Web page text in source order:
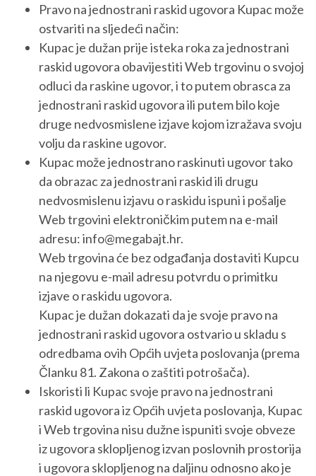
Pravo na jednostrani raskid ugovora Kupac može
ostvariti na sljedeći način:
Kupac je dužan prije isteka roka za jednostrani
raskid ugovora obavijestiti Web trgovinu o svojoj
odluci da raskine ugovor, i to putem obrasca za
jednostrani raskid ugovora ili putem bilo koje
druge nedvosmislene izjave kojom izražava svoju
volju da raskine ugovor.
Kupac može jednostrano raskinuti ugovor tako
da obrazac za jednostrani raskid ili drugu
nedvosmislenu izjavu o raskidu ispuni i pošalje
Web trgovini elektroničkim putem na e-mail
adresu: info@megabajt.hr.
Web trgovina će bez odgađanja dostaviti Kupcu
na njegovu e-mail adresu potvrdu o primitku
izjave o raskidu ugovora.
Kupac je dužan dokazati da je svoje pravo na
jednostrani raskid ugovora ostvario u skladu s
odredbama ovih Općih uvjeta poslovanja (prema
Članku 81. Zakona o zaštiti potrošača).
Iskoristi li Kupac svoje pravo na jednostrani
raskid ugovora iz Općih uvjeta poslovanja, Kupac
i Web trgovina nisu dužne ispuniti svoje obveze
iz ugovora sklopljenog izvan poslovnih prostorija
i ugovora sklopljenog na daljinu odnosno ako je